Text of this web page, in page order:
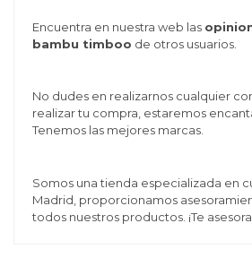
Encuentra en nuestra web las
bambu timboo de otros usuarios.
No dudes en realizarnos cualquier
realizar tu compra, estaremos
Tenemos las mejores marcas.
Somos una tienda especializada en
Madrid, proporcionamos
todos nuestros productos. ¡Te